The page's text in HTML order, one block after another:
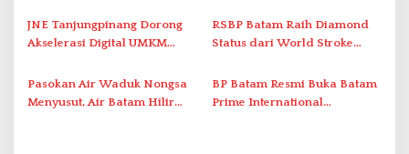
Perlawanan ke Petugas di
Bukik Batarah
Gunakan Air Secara Bijak
JNE Tanjungpinang Dorong
Akselerasi Digital UMKM
2026
RSBP Batam Raih Diamond
Status dari World Stroke
Penanganan Stroke
Berstandar Internasional
Pasokan Air Waduk Nongsa
Menyusut, Air Batam Hilir
BP Batam Resmi Buka Batam
Prime International